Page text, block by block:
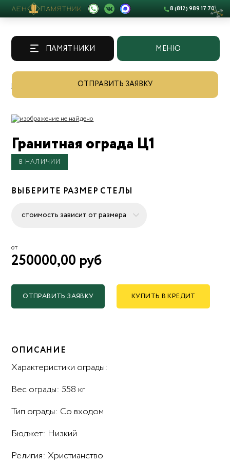
8 (812) 989 17 70
ПАМЯТНИКИ МЕНЮ
ОТПРАВИТЬ ЗАЯВКУ
Памятники Каталог/
Гранитная ограда Ц1
В НАЛИЧИИ
ВЫБЕРИТЕ РАЗМЕР СТЕЛЫ
от
250000,00 руб
ОТПРАВИТЬ ЗАЯВКУ КУПИТЬ В КРЕДИТ
ОПИСАНИЕ
Характеристики ограды:
Вес ограды: 558 кг
Тип ограды: Со входом
Бюджет: Низкий
Религия: Христианство